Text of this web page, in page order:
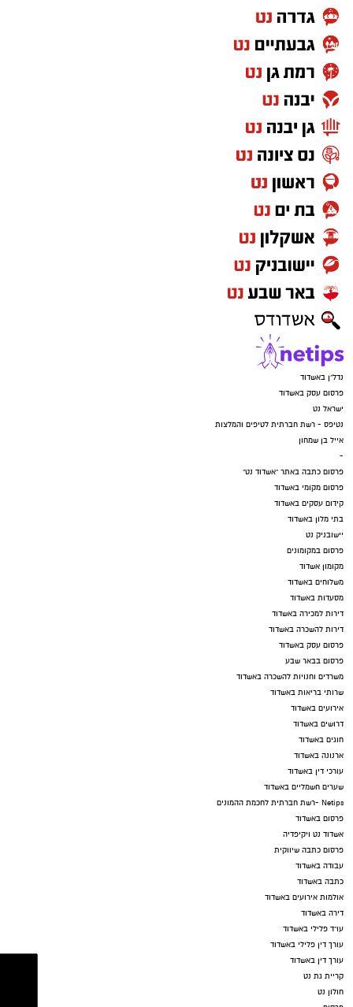
נדל"ן באשדוד
פרסום עסק באשדוד
ישראל נט
נטיפס - רשת חברתית לטיפים והמלצות
אייל בן שמחון
-
פרסום כתבה באתר "אשדוד נט"
פרסום מקומי באשדוד
קידום עסקים באשדוד
בתי מלון באשדוד
יישובניק נט
פרסום במקומונים
מקומון אשדוד
משלוחים באשדוד
מסעדות באשדוד
דירות למכירה באשדוד
דירות להשכרה באשדוד
פרסום עסק באשדוד
פרסום בבאר שבע
משרדים וחנויות להשכרה באשדוד
שרותי בריאות באשדוד
אירועים באשדוד
דרושים באשדוד
חוגים באשדוד
ארנונה באשדוד
עורכי דין באשדוד
שערים חשמליים באשדוד
Netips -רשת חברתית לחכמת ההמונים
פרסום באשדוד
אשדוד נט ויקיפדיה
פרסום כתבה שיווקית
עבודה באשדוד
כתבה באשדוד
אולמות אירועים באשדוד
דירה באשדוד
עו"ד פלילי באשדוד
עורך דין פלילי באשדוד
עורך דין באשדוד
קריית גת נט
חולון נט